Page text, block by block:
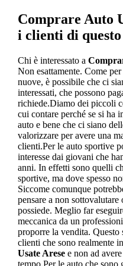
Comprare Auto
i clienti di
Chi è interessato a
Non esattamente. Come
nuove, è possibile che ci
interessati, che possono
richiede.Diamo dei piccoli
cui contare perché se si ha
auto e bene che ci siano
valorizzare per avere una
clienti.Per le auto sportive
interesse dai giovani che
anni. In effetti sono quelli
sportive, ma dove spesso
Siccome comunque
pensare a non
possiede. Meglio far
meccanica da un
proporre la vendita. Questo
clienti che sono realmente
Usate Aresee non ad
tempo.Per le auto che